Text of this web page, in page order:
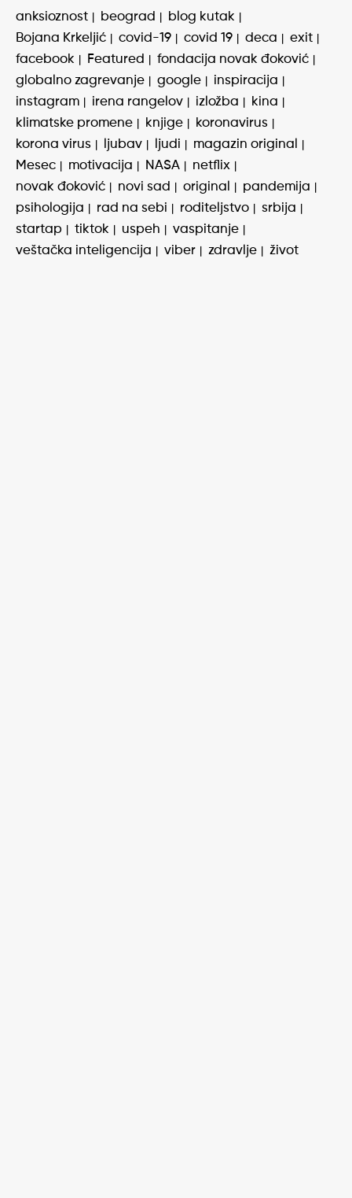
anksioznost beograd
blog kutak
Bojana Krkeljić
covid-19 covid 19 deca
exit
facebook
Featured
fondacija novak đoković
globalno zagrevanje
google
inspiracija
instagram
irena rangelov izložba
kina
klimatske promene
knjige
koronavirus
korona virus
ljubav ljudi
magazin original
Mesec
motivacija NASA
netflix
novak đoković
novi sad original
pandemija
psihologija
rad na sebi roditeljstvo
srbija
startap
tiktok uspeh
vaspitanje
veštačka inteligencija
viber zdravlje život